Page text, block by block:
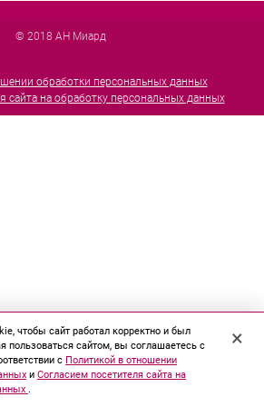
чтобы сайт работал корректно и был
пользоваться сайтом, вы соглашаетесь с
с Политикой в отношении
и Согласием посетителя сайта на
.
×
© 2018 АН Миард
обработки персональных данных
сайта на обработку персональных данных